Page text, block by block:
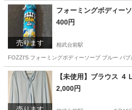
神奈川 座間市 相武台前駅 その他
売ります
フォーミングボディー
400円
相武台前駅
FOZZI'S フォーミングボディーソープ ブルー バ
神奈川 座間市 相武台前駅 その他
【未使用】ブラウス ４Ｌ
2,000円